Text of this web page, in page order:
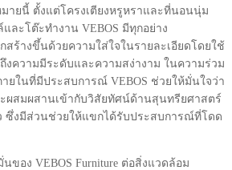
มายนี้ ตั้งแต่โครงเตียงหรูหราและที่นอนนุ่ม
ละโต๊ะทำงาน VEBOS มีทุกอย่าง
สร้างขึ้นด้วยความใส่ใจในรายละเอียดโดยใช้
งความมีระดับและความสง่างาม ในความร่วม
ยในที่มีประสบการณ์ VEBOS ช่วยให้มั่นใจว่า
ะผสมผสานเข้ากับวิสัยทัศน์ด้านสุนทรียศาสตร์
ซึ่งมีส่วนช่วยให้แขกได้รับประสบการณ์ที่โดด
ของ VEBOS Furniture ต่อสิ่งแวดล้อม